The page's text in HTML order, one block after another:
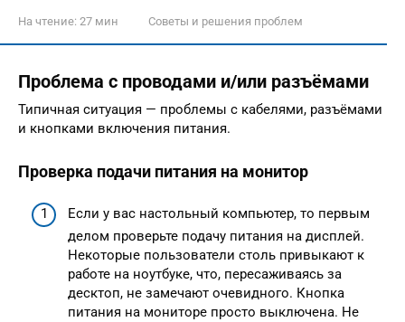
На чтение: 27 мин Советы и решения проблем
Проблема с проводами и/или разъёмами
Типичная ситуация — проблемы с кабелями, разъёмами
и кнопками включения питания.
Проверка подачи питания на монитор
Если у вас настольный компьютер, то первым
делом проверьте подачу питания на дисплей.
Некоторые пользователи столь привыкают к
работе на ноутбуке, что, пересаживаясь за
десктоп, не замечают очевидного. Кнопка
питания на мониторе просто выключена. Не